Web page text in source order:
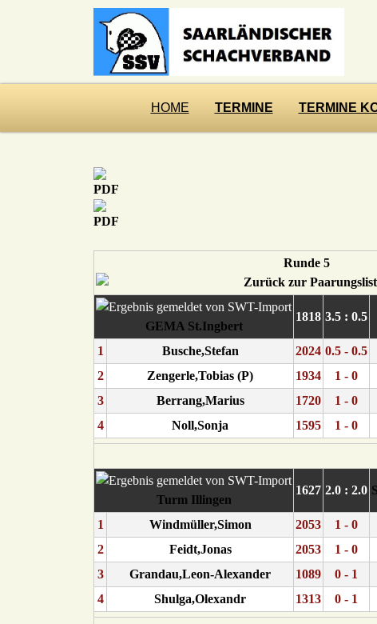
HOME TERMINE TERMINE
Runde 5
GEMA St.Ingbert
1818 3.5 : 0.5
1 Busche,Stefan 2024 0.5 - 0.5
2
Zengerle,Tobias (P) 1934 1 - 0
3
Berrang,Marius 1720 1 - 0
4
Noll,Sonja 1595 1 - 0
Turm Illingen
1627 2.0 : 2.0
1 Windmüller,Simon 2053 1 - 0
2
Feidt,Jonas 2053 1 - 0
3
Grandau,Leon-Alexander 1089 0 - 1
4
Shulga,Olexandr 1313 0 - 1